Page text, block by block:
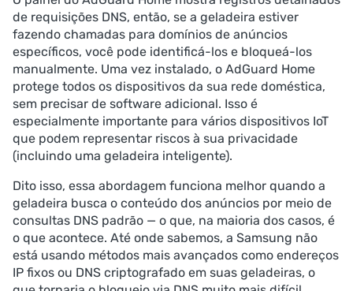
de requisições DNS, então, se a geladeira estiver
fazendo chamadas para domínios de anúncios
específicos, você pode identificá-los e bloqueá-los
manualmente. Uma vez instalado, o AdGuard Home
protege todos os dispositivos da sua rede doméstica,
sem precisar de software adicional. Isso é
especialmente importante para vários dispositivos IoT
que podem representar riscos à sua privacidade
(incluindo uma geladeira inteligente).
Dito isso, essa abordagem funciona melhor quando a
geladeira busca o conteúdo dos anúncios por meio de
consultas DNS padrão — o que, na maioria dos casos, é
o que acontece. Até onde sabemos, a Samsung não
está usando métodos mais avançados como endereços
IP fixos ou DNS criptografado em suas geladeiras, o